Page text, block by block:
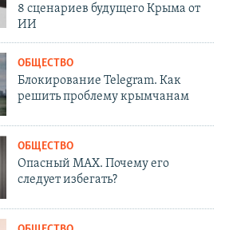
8 сценариев будущего Крыма от
ИИ
ОБЩЕСТВО
Блокирование Telegram. Как
решить проблему крымчанам
ОБЩЕСТВО
Опасный MAX. Почему его
следует избегать?